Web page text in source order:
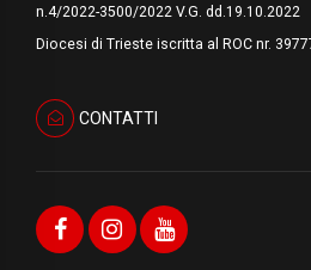
n.4/2022-3500/2022 V.G. dd.19.10.2022
Diocesi di Trieste iscritta al ROC nr.
CONTATTI